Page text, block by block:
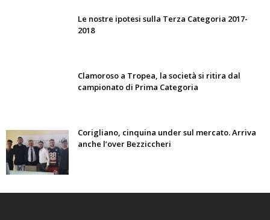
Le nostre ipotesi sulla Terza Categoria 2017-
2018
Clamoroso a Tropea, la società si ritira dal
campionato di Prima Categoria
Corigliano, cinquina under sul mercato. Arriva
anche l’over Bezziccheri